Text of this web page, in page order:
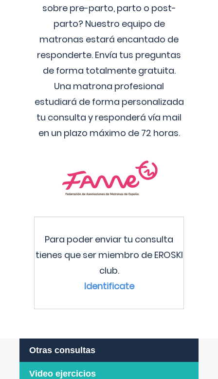
sobre pre-parto, parto o post-
parto? Nuestro equipo de
matronas estará encantado de
responderte. Envía tus preguntas
de forma totalmente gratuita.
Una matrona profesional
estudiará de forma personalizada
tu consulta y responderá vía mail
en un plazo máximo de 72 horas.
Para poder enviar tu consulta
tienes que ser miembro de EROSKI
club.
Identificate
Otras consultas
Video ejercicios